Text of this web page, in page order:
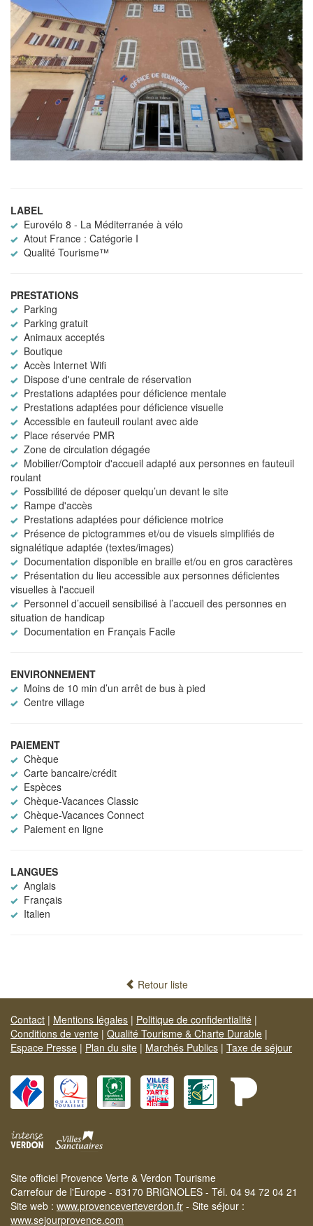
LABEL
Eurovélo 8 - La Méditerranée à vélo
Atout France : Catégorie I
Qualité Tourisme™
PRESTATIONS
Parking
Parking gratuit
Animaux acceptés
Boutique
Accès Internet Wifi
Dispose d'une centrale de réservation
Prestations adaptées pour déficience mentale
Prestations adaptées pour déficience visuelle
Accessible en fauteuil roulant avec aide
Place réservée PMR
Zone de circulation dégagée
Mobilier/Comptoir d'accueil adapté aux personnes en fauteuil
roulant
Possibilité de déposer quelqu’un devant le site
Rampe d'accès
Prestations adaptées pour déficience motrice
Présence de pictogrammes et/ou de visuels simplifiés de
signalétique adaptée (textes/images)
Documentation disponible en braille et/ou en gros caractères
Présentation du lieu accessible aux personnes déficientes
visuelles à l'accueil
Personnel d’accueil sensibilisé à l’accueil des personnes en
situation de handicap
Documentation en Français Facile
ENVIRONNEMENT
Moins de 10 min d’un arrêt de bus à pied
Centre village
PAIEMENT
Chèque
Carte bancaire/crédit
Espèces
Chèque-Vacances Classic
Chèque-Vacances Connect
Paiement en ligne
LANGUES
Anglais
Français
Italien
Retour liste
Contact | Mentions légales | Politique de confidentialité |
Conditions de vente | Qualité Tourisme & Charte Durable |
Espace Presse | Plan du site | Marchés Publics | Taxe de séjour
Site officiel Provence Verte & Verdon Tourisme
Carrefour de l'Europe - 83170 BRIGNOLES - Tél. 04 94 72 04 21
Site web : www.provenceverteverdon.fr - Site séjour :
www.sejourprovence.com